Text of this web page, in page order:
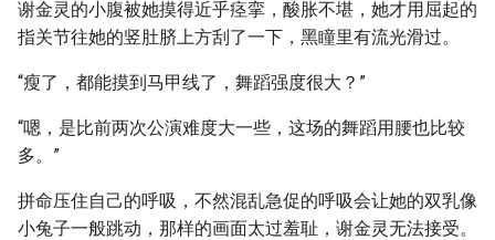
谢金灵的小腹被她摸得近乎痉挛，酸胀不堪，她才用屈起的
指关节往她的竖肚脐上方刮了一下，黑瞳里有流光滑过。
“瘦了，都能摸到马甲线了，舞蹈强度很大？”
“嗯，是比前两次公演难度大一些，这场的舞蹈用腰也比较
多。”
拼命压住自己的呼吸，不然混乱急促的呼吸会让她的双乳像
小兔子一般跳动，那样的画面太过羞耻，谢金灵无法接受。